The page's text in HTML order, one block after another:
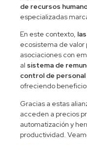
de recursos
especializadas
En este contexto,
ecosistema de valor
asociaciones con
al sistema de
control de personal
ofreciendo
Gracias a estas
acceden a precios
automatización y
productividad.